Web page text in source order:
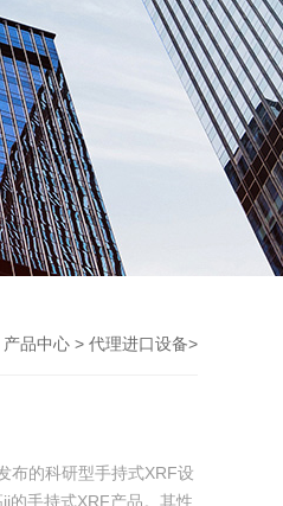
产品中心 > 代理进口设备>
布的科研型手持式XRF设
的手持式XRF产品。其性